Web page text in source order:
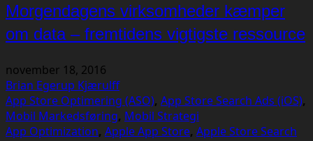
Morgendagens virksomheder kæmper
om data – fremtidens vigtigste ressource
november 18, 2016
Brian Egerup Kjærulff
App Store Optimering (ASO), App Store Search Ads (iOS),
Mobil Markedsføring, Mobil Strategi
App Optimization, Apple App Store, Apple Store Search